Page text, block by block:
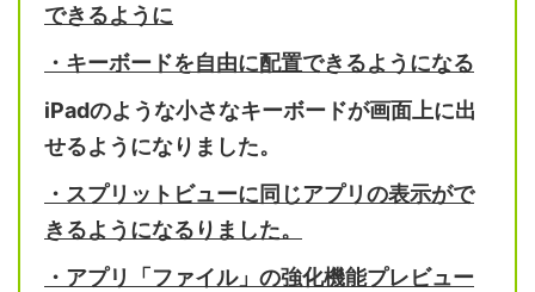
できるように
・キーボードを自由に配置できるようになる
iPadのような小さなキーボードが画面上に出
せるようになりました。
・スプリットビューに同じアプリの表示がで
きるようになるりました。
・アプリ「ファイル」の強化機能プレビュー